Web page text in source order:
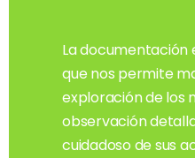
La documentación
que nos permite
exploración de los
observación
cuidadoso de sus